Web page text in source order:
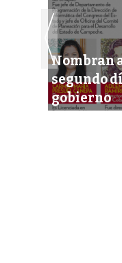
Nombran
segundo
gobierno